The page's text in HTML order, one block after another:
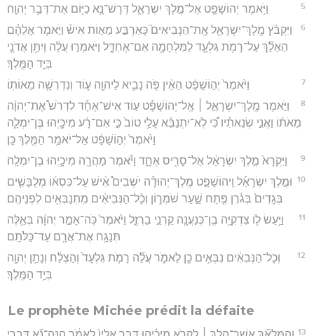
5 וַיֹּ֥אמֶר יְהוֹשָׁפָ֖ט אֶל־מֶ֣לֶךְ יִשְׂרָאֵ֑ל דְּרָשׁ־נָ֥א כַיּ֖וֹם אֶת־דְּבַ֥ר יְהוָֽה׃
6
וַיִּקְבֹּ֨ץ מֶֽלֶךְ־יִשְׂרָאֵ֥ל אֶֽת־הַנְּבִיאִים֮ כְּאַרְבַּ֣ע מֵא֣וֹת אִישׁ֒ וַיֹּ֣אמֶר אֲלֵהֶ֗ם
הַאֵלֵ֞ךְ עַל־רָמֹ֥ת גִּלְעָ֛ד לַמִּלְחָמָ֖ה אִם־אֶחְדָּ֑ל וַיֹּאמְר֣וּ עֲלֵ֔ה וְיִתֵּ֥ן אֲדֹנָ֖י
בְּיַ֥ד הַמֶּֽלֶךְ׃
7 וַיֹּ֙אמֶר֙ יְה֣וֹשָׁפָ֔ט הַאֵ֨ין פֹּ֥ה נָבִ֛יא לַיהוָ֖ה ע֑וֹד וְנִדְרְשָׁ֖ה מֵאוֹתֽוֹ׃
8
וַיֹּ֣אמֶר מֶֽלֶךְ־יִשְׂרָאֵ֣ל ׀ אֶֽל־יְהוֹשָׁפָ֡ט ע֣וֹד אִישׁ־אֶחָ֡ד לִדְרֹשׁ֩ אֶת־יְהוָ֨ה
מֵאֹת֜וֹ וַאֲנִ֣י שְׂנֵאתִ֗יו כִּ֠י לֹֽא־יִתְנַבֵּ֨א עָלַ֥י טוֹב֙ כִּ֣י אִם־רָ֔ע מִיכָ֖יְהוּ בֶּן־יִמְלָ֑ה
וַיֹּ֙אמֶר֙ יְה֣וֹשָׁפָ֔ט אַל־יֹאמַ֥ר הַמֶּ֖לֶךְ כֵּֽן׃
9 וַיִּקְרָא֙ מֶ֣לֶךְ יִשְׂרָאֵ֔ל אֶל־סָרִ֖יס אֶחָ֑ד וַיֹּ֕אמֶר מַהֲרָ֖ה מִיכָ֥יְהוּ בֶן־יִמְלָֽה׃
10
וּמֶ֣לֶךְ יִשְׂרָאֵ֡ל וִֽיהוֹשָׁפָ֣ט מֶֽלֶךְ־יְהוּדָ֡ה יֹשְׁבִים֩ אִ֨ישׁ עַל־כִּסְא֜וֹ מְלֻבָּשִׁ֤ים
בְּגָדִים֙ בְּגֹ֔רֶן פֶּ֖תַח שַׁ֣עַר שֹׁמְר֑וֹן וְכָ֨ל־הַנְּבִיאִ֔ים מִֽתְנַבְּאִ֖ים לִפְנֵיהֶֽם׃
11
וַיַּ֥עַשׂ ל֛וֹ צִדְקִיָּ֥ה בֶֽן־כְּנַעֲנָ֖ה קַרְנֵ֣י בַרְזֶ֑ל וַיֹּ֙אמֶר֙ כֹּֽה־אָמַ֣ר יְהוָ֔ה בְּאֵ֛לֶּה
תְּנַגַּ֥ח אֶת־אֲרָ֖ם עַד־כַּלֹּתָֽם׃
12
וְכָל־הַנְּבִאִ֔ים נִבְּאִ֥ים כֵּ֖ן לֵאמֹ֑ר עֲלֵ֞ה רָמֹ֤ת גִּלְעָד֙ וְהַצְלַ֔ח וְנָתַ֥ן יְהוָ֖ה
בְּיַ֥ד הַמֶּֽלֶךְ׃
Le prophète Michée prédit la défaite
13